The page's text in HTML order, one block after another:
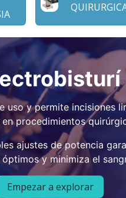
uso y permite incisiones
procedimientos
ajustes de potencia
y minimiza el
Empezar a explorar